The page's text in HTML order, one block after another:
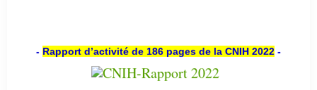
- Rapport d’activité de 186 pages de la CNIH 2022 -